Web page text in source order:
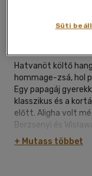
Cédrus Művészeti
Hatvanöt költő
hommage-zsá, hol
Egy papagáj
klasszikus és a
előtt. Aligha volt
Berzsenyi és
László, Rilke és Ló
tartozik: a könyvet
+ Mutass többet
Süti